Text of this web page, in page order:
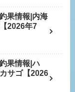
果情報|内海
2026年7
果情報|ハ
サゴ【2026